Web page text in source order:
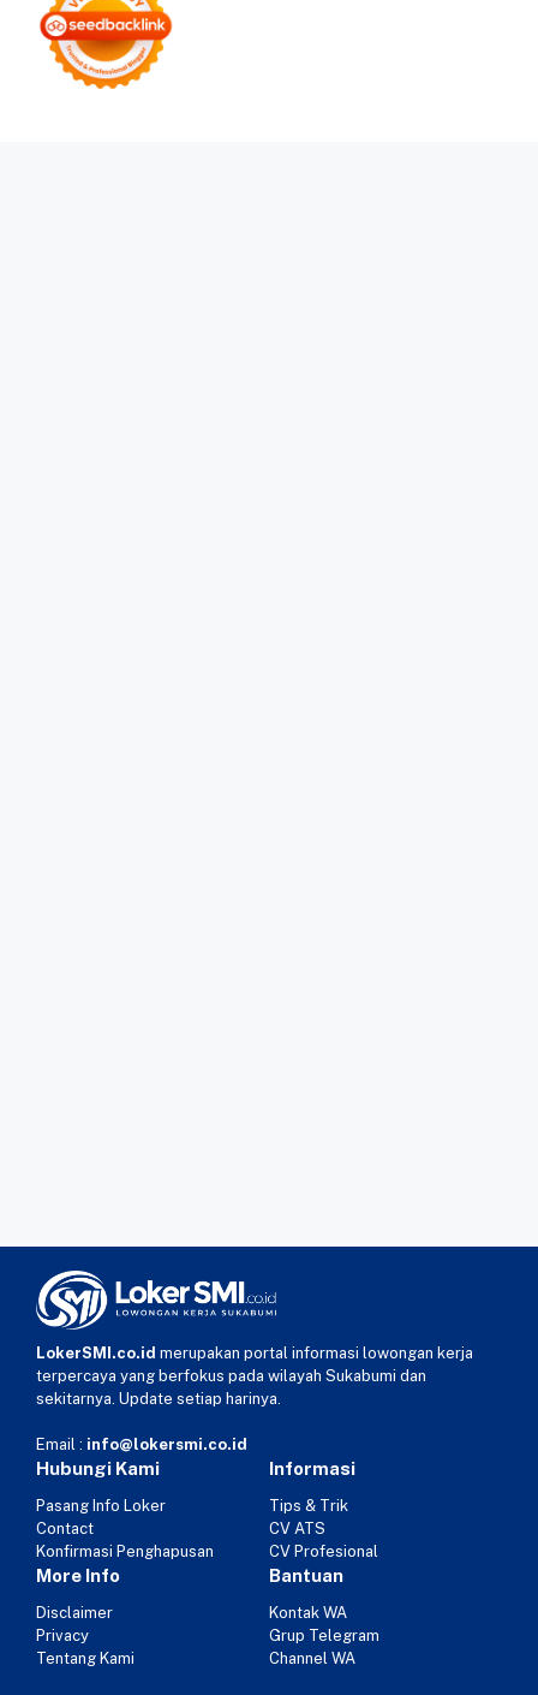
LokerSMI.co.id merupakan portal informasi lowongan kerja
terpercaya yang berfokus pada wilayah Sukabumi dan
sekitarnya. Update setiap harinya.
Email : info@lokersmi.co.id
Hubungi Kami
Pasang Info Loker
Contact
Konfirmasi Penghapusan
Informasi
Tips & Trik
CV ATS
CV Profesional
More Info
Disclaimer
Privacy
Tentang Kami
Bantuan
Kontak WA
Grup Telegram
Channel WA